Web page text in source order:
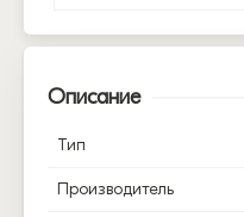
Описание
Тип
Производитель